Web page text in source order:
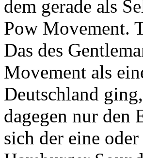
dem gerade als
Pow Movement.
Das des
Movement als
Deutschland
dagegen nur den
sich der eine